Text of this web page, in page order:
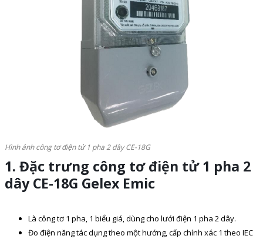
Hình ảnh công tơ điện tử 1 pha 2 dây CE-18G
1. Đặc trưng công tơ điện tử 1 pha 2
dây CE-18G Gelex Emic
Là công tơ 1 pha, 1 biểu giá, dùng cho lưới điện 1 pha 2 dây.
Đo điện năng tác dụng theo một hướng, cấp chính xác 1 theo IEC